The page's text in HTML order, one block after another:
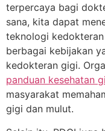
terpercaya bagi
sana, kita dapat
teknologi
berbagai kebijakan
kedokteran gigi.
panduan kesehatan
masyarakat
gigi dan mulut.